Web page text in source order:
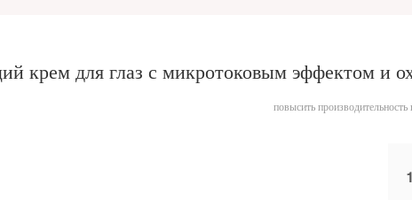
крем для глаз с микротоковым эффектом и
повысить